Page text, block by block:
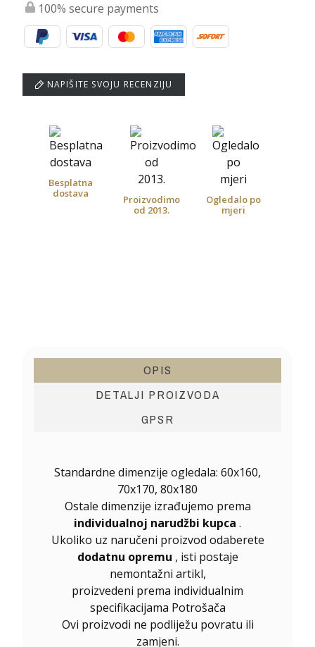
100% secure payments
NAPIŠITE SVOJU RECENZIJU
Besplatna
dostava
Proizvodimo
od 2013.
Ogledalo po
mjeri
OPIS
DETALJI PROIZVODA
GPSR
Standardne dimenzije ogledala: 60x160,
70x170, 80x180
Ostale dimenzije izrađujemo prema
individualnoj narudžbi kupca .
Ukoliko uz naručeni proizvod odaberete
dodatnu opremu , isti postaje
nemontažni artikl,
proizvedeni prema individualnim
specifikacijama Potrošača
Ovi proizvodi ne podliježu povratu ili
zamjeni.